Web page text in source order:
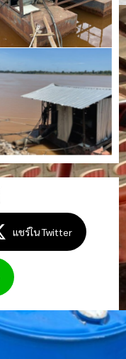
แชร์ใน Twitter